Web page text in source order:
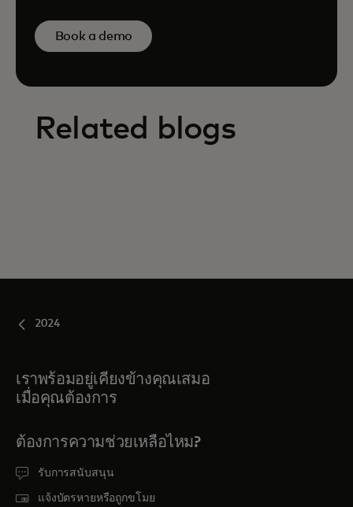
Book a demo
Related blogs
2024
เราพร้อมอยู่เคียงข้างคุณเสมอ
เมื่อคุณต้องการ
ต้องการความช่วยเหลือไหม?
รับการสนับสนุน
แจ้งบัตรหายหรือถูกขโมย